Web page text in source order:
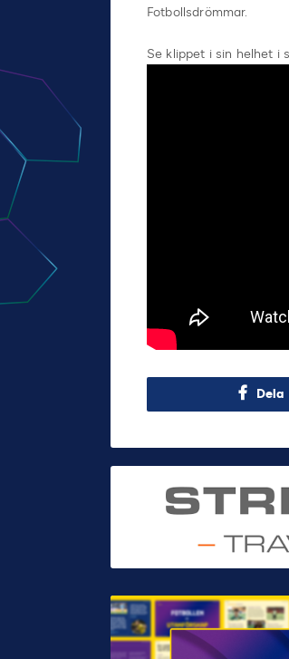
Fotbollsdrömmar.
Se klippet i sin helhet i
Dela